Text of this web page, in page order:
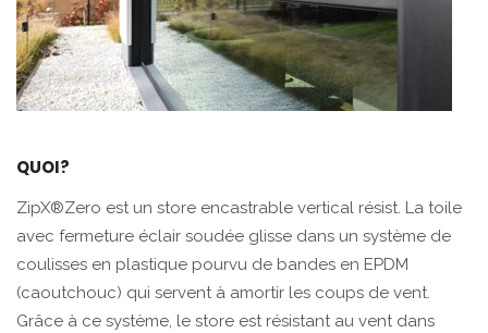
QUOI?
ZipX®Zero est un store encastrable vertical résist. La toile
avec fermeture éclair soudée glisse dans un système de
coulisses en plastique pourvu de bandes en EPDM
(caoutchouc) qui servent à amortir les coups de vent.
Grâce à ce système, le store est résistant au vent dans